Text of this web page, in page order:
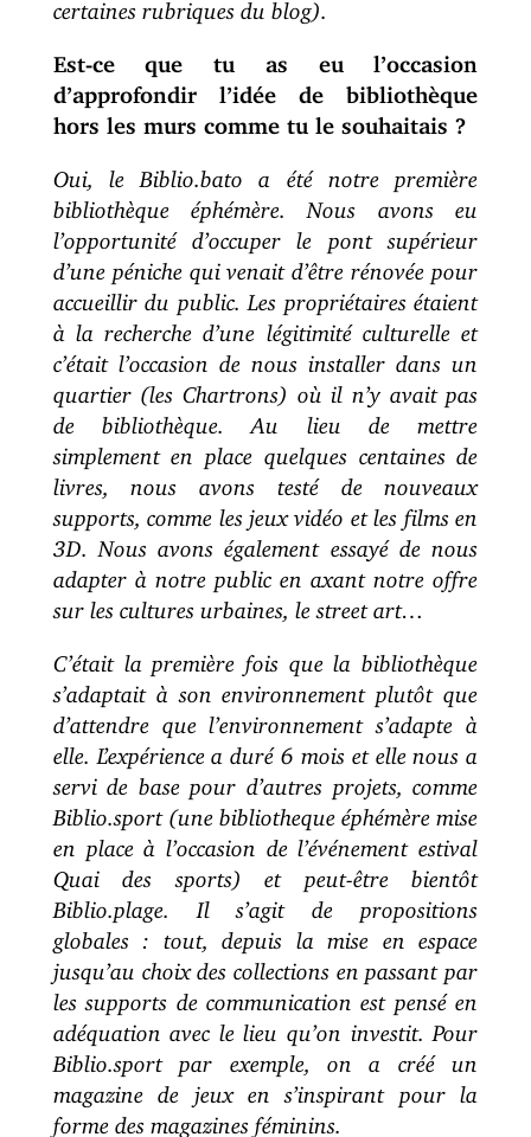
certaines rubriques du blog).
Est-ce que tu as eu l’occasion
d’approfondir l’idée de bibliothèque
hors les murs comme tu le souhaitais ?
Oui, le Biblio.bato a été notre première
bibliothèque éphémère. Nous avons eu
l’opportunité d’occuper le pont supérieur
d’une péniche qui venait d’être rénovée pour
accueillir du public. Les propriétaires étaient
à la recherche d’une légitimité culturelle et
c’était l’occasion de nous installer dans un
quartier (les Chartrons) où il n’y avait pas
de bibliothèque. Au lieu de mettre
simplement en place quelques centaines de
livres, nous avons testé de nouveaux
supports, comme les jeux vidéo et les films en
3D. Nous avons également essayé de nous
adapter à notre public en axant notre offre
sur les cultures urbaines, le street art…
C’était la première fois que la bibliothèque
s’adaptait à son environnement plutôt que
d’attendre que l’environnement s’adapte à
elle. L’expérience a duré 6 mois et elle nous a
servi de base pour d’autres projets, comme
Biblio.sport (une bibliotheque éphémère mise
en place à l’occasion de l’événement estival
Quai des sports) et peut-être bientôt
Biblio.plage. Il s’agit de propositions
globales : tout, depuis la mise en espace
jusqu’au choix des collections en passant par
les supports de communication est pensé en
adéquation avec le lieu qu’on investit. Pour
Biblio.sport par exemple, on a créé un
magazine de jeux en s’inspirant pour la
forme des magazines féminins.